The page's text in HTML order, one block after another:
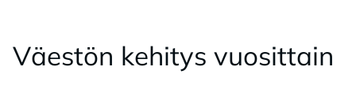
Väes­tön ke­hi­tys vuo­sit­tain